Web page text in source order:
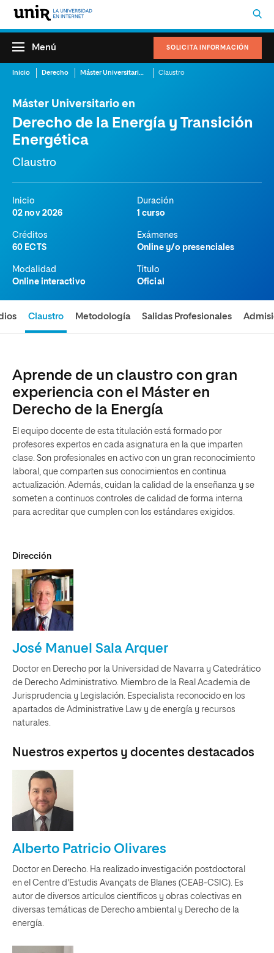
SOLICITA INFORMACIÓN
Menú
Inicio Derecho Máster Universitario en Derecho de la Energía y Transición Energética Claustro
Máster Universitario en
Derecho de la Energía y Transición
Energética
Claustro
Inicio
02 nov 2026
Duración
1 curso
Créditos
60 ECTS
Exámenes
Online y/o presenciales
Modalidad
Online interactivo
Título
Oficial
Claustro Metodología Salidas Profesionales
Aprende de un claustro con gran
experiencia con el Máster en
Derecho de la Energía
El equipo docente de esta titulación está formado por
profesores expertos en cada asignatura en la que imparten
clase. Son profesionales en activo con un gran reconocimiento
laboral, que comparten sus conocimientos en continua
actualización. Además, cuidan la calidad de la enseñanza y se
someten a continuos controles de calidad de forma interna
para acreditar que cumplen con los estándares exigidos.
Dirección
José Manuel Sala Arquer
Doctor en Derecho por la Universidad de Navarra y Catedrático
de Derecho Administrativo. Miembro de la Real Academia de
Jurisprudencia y Legislación. Especialista reconocido en los
apartados de Administrative Law y de energía y recursos
naturales.
Nuestros expertos y docentes destacados
Alberto Patricio Olivares
Doctor en Derecho. Ha realizado investigación postdoctoral
en el Centre d'Estudis Avançats de Blanes (CEAB-CSIC). Es
autor de diversos artículos científicos y obras colectivas en
diversas temáticas de Derecho ambiental y Derecho de la
energía.